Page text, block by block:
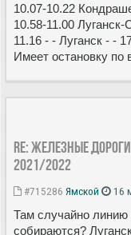
10.07-10.22
10.58-11.00
11.16 - - Луганск - -
Имеет остановку по
Re: Железные
2021/2022
#715286 Ямской 16
Там случайно линию
собираются?